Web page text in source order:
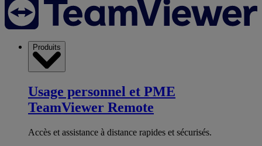
Produits
Usage personnel et PME
TeamViewer Remote
Accès et assistance à distance rapides et sécurisés.